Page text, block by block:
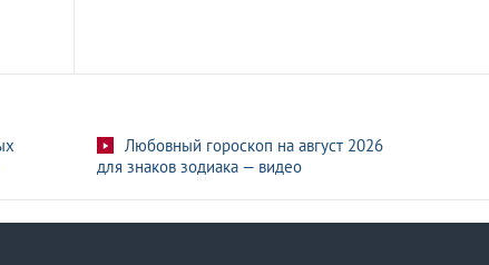
Любовный гороскоп на август 2026
для знаков зодиака — видео